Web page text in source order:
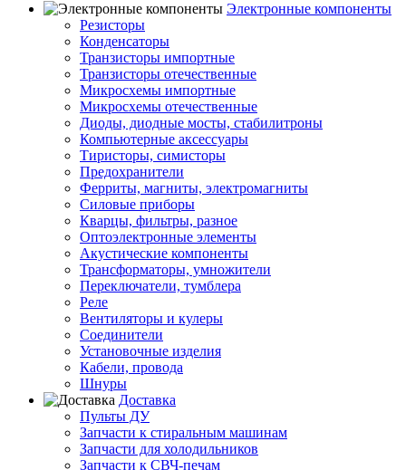
Электронные компоненты
Резисторы
Конденсаторы
Транзисторы импортные
Транзисторы отечественные
Микросхемы импортные
Микросхемы отечественные
Диоды, диодные мосты, стабилитроны
Компьютерные аксессуары
Тиристоры, симисторы
Предохранители
Ферриты, магниты, электромагниты
Силовые приборы
Кварцы, фильтры, разное
Оптоэлектронные элементы
Акустические компоненты
Трансформаторы, умножители
Переключатели, тумблера
Реле
Вентиляторы и кулеры
Соединители
Установочные изделия
Кабели, провода
Шнуры
Доставка
Пульты ДУ
Запчасти к стиральным машинам
Запчасти для холодильников
Запчасти к СВЧ-печам